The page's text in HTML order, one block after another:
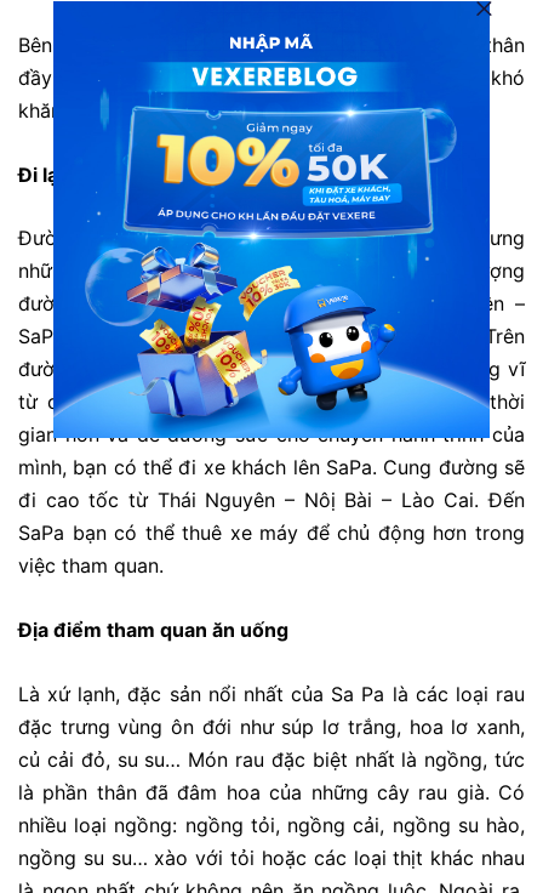
Bên cạnh đó bạn cũng nên mang theo giấy tờ tùy thân
đầy đủ. Để việc thuê chỗ ở và xe máy không gặp khó
khăn.
Đi lại
Đường lên SaPa nhiều đường đèo quanh co. Nhưng
những năm gần đây, SaPa đã nâng cấp chất lượng
đường đi an toàn hơn. Cung đường Thái Nguyên –
SaPa nếu đi bằng xe máy có thể mất 9h đi xe. Trên
đường đi, bạn tha hồ nhìn ngắm những đồi núi hùng vĩ
từ cung đường đèo đẹp mắt. Hoặc để tiết kiệm thời
gian hơn và để dưỡng sức cho chuyến hành trình của
mình, bạn có thể đi xe khách lên SaPa. Cung đường sẽ
đi cao tốc từ Thái Nguyên – Nôị Bài – Lào Cai. Đến
SaPa bạn có thể thuê xe máy để chủ động hơn trong
việc tham quan.
Địa điểm tham quan ăn uống
Là xứ lạnh, đặc sản nổi nhất của Sa Pa là các loại rau
đặc trưng vùng ôn đới như súp lơ trắng, hoa lơ xanh,
củ cải đỏ, su su… Món rau đặc biệt nhất là ngồng, tức
là phần thân đã đâm hoa của những cây rau già. Có
nhiều loại ngồng: ngồng tỏi, ngồng cải, ngồng su hào,
ngồng su su… xào với tỏi hoặc các loại thịt khác nhau